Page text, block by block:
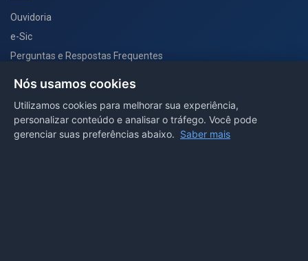
Ouvidoria
e-Sic
Perguntas e Respostas Frequentes
PORTAL COVID-19
Nós usamos cookies
Utilizamos cookies para melhorar sua experiência,
personalizar conteúdo e analisar o tráfego. Você pode
gerenciar suas preferências abaixo. Saber mais